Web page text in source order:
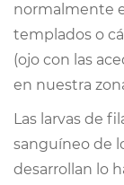
normalmente
templados o
(ojo con las
en nuestra
Las larvas de
sanguíneo de
desarrollan lo